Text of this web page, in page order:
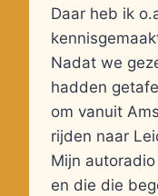
Daar heb ik
Nadat we
hadden
om vanuit
rijden naar
Mijn
en die die